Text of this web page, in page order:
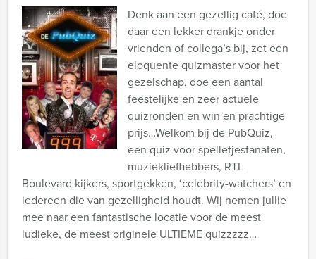
Denk aan een gezellig café, doe
daar een lekker drankje onder
vrienden of collega’s bij, zet een
eloquente quizmaster voor het
gezelschap, doe een aantal
feestelijke en zeer actuele
quizronden en win en prachtige
prijs…Welkom bij de PubQuiz,
een quiz voor spelletjesfanaten,
muziekliefhebbers, RTL
Boulevard kijkers, sportgekken, ‘celebrity-watchers’ en
iedereen die van gezelligheid houdt. Wij nemen jullie
mee naar een fantastische locatie voor de meest
ludieke, de meest originele ULTIEME quizzzzz…